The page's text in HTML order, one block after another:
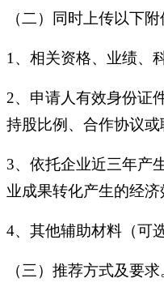
（二）同时上传以下附
1、相关资格、业绩、
2、申请人有效身份证
持股比例、合作协议
3、依托企业近三年产
业成果转化产生的经
4、其他辅助材料（可
（三）推荐方式及要